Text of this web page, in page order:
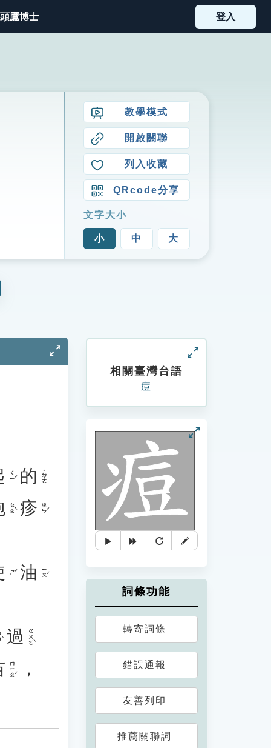
鷹博士 登入
教學模式
開啟關聯
列入收藏
QRcode分享
文字大小
小 中 大
ㄑㄧˇ 的 ˙ㄉㄜ
ㄆㄠˋ 疹 ㄓㄣˇ
ㄕˇ 油 ㄧㄡˊ
ˋ 過 ㄍㄨㄛˋ
ㄇㄧㄠˊ ，
相關臺灣台語
痘
詞條功能
轉寄詞條
錯誤通報
友善列印
推薦關聯詞